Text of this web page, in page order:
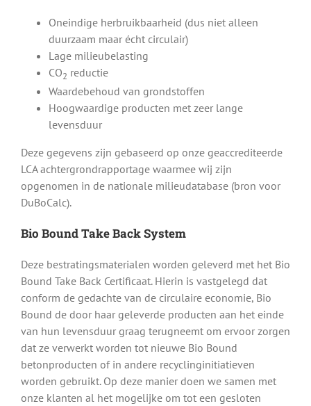
Oneindige herbruikbaarheid (dus niet alleen
duurzaam maar écht circulair)
Lage milieubelasting
CO2 reductie
Waardebehoud van grondstoffen
Hoogwaardige producten met zeer lange
levensduur
Deze gegevens zijn gebaseerd op onze geaccrediteerde
LCA achtergrondrapportage waarmee wij zijn
opgenomen in de nationale milieudatabase (bron voor
DuBoCalc).
Bio Bound Take Back System
Deze bestratingsmaterialen worden geleverd met het Bio
Bound Take Back Certificaat. Hierin is vastgelegd dat
conform de gedachte van de circulaire economie, Bio
Bound de door haar geleverde producten aan het einde
van hun levensduur graag terugneemt om ervoor zorgen
dat ze verwerkt worden tot nieuwe Bio Bound
betonproducten of in andere recyclinginitiatieven
worden gebruikt. Op deze manier doen we samen met
onze klanten al het mogelijke om tot een gesloten